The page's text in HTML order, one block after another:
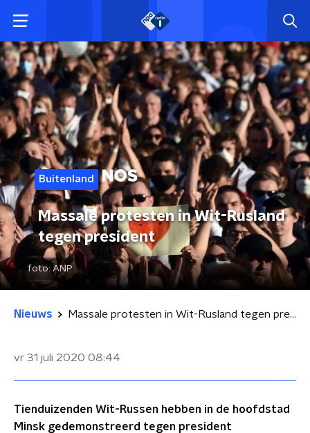
Buitenland
Massale protesten in Wit-Rusland
tegen president
foto: ANP
Nieuws Massale protesten in Wit-Rusland tegen president
vr 31 juli 2020 08:44
Tienduizenden Wit-Russen hebben in de hoofdstad
Minsk gedemonstreerd tegen president